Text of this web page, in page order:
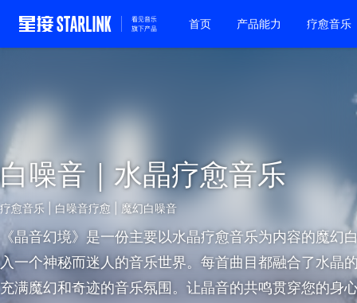
首页 产品能力 疗愈音乐
白噪音｜水晶疗愈音乐
疗愈音乐 | 白噪音疗愈 | 魔幻白噪音
《晶音幻境》是一份主要以水晶疗愈音乐为内容的魔幻
入一个神秘而迷人的音乐世界。每首曲目都融合了水晶
充满魔幻和奇迹的音乐氛围。让晶音的共鸣贯穿您的身